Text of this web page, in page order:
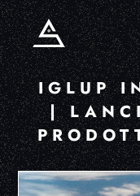
IGLUP
|